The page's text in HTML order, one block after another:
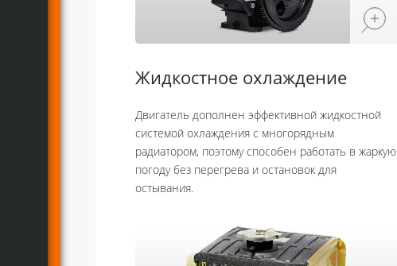
Жидкостное охлаждение
Двигатель дополнен эффективной жидкостной
системой охлаждения с многорядным
радиатором, поэтому способен работать в жаркую
погоду без перегрева и остановок для
остывания.